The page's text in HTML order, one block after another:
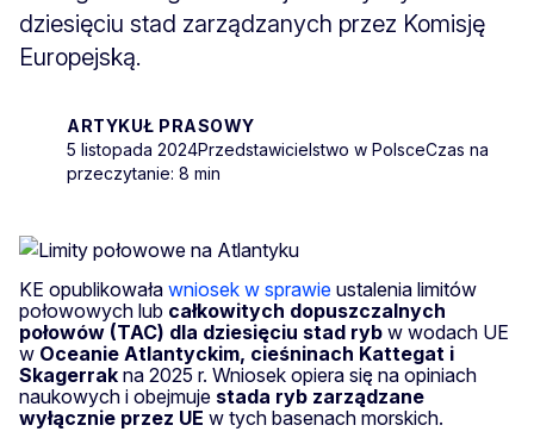
dziesięciu stad zarządzanych przez Komisję
Europejską.
ARTYKUŁ PRASOWY
5 listopada 2024Przedstawicielstwo w PolsceCzas na
przeczytanie: 8 min
KE opublikowała wniosek w sprawie ustalenia limitów
połowowych lub całkowitych dopuszczalnych
połowów (TAC) dla dziesięciu stad ryb w wodach UE
w Oceanie Atlantyckim, cieśninach Kattegat i
Skagerrak na 2025 r. Wniosek opiera się na opiniach
naukowych i obejmuje stada ryb zarządzane
wyłącznie przez UE w tych basenach morskich.